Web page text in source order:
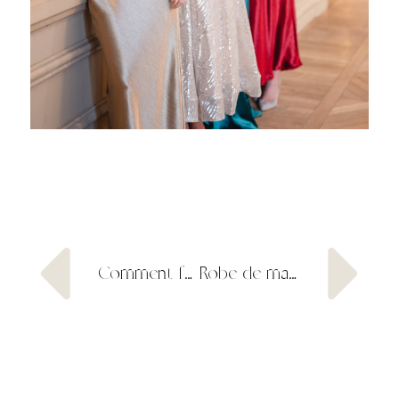
Comment faire pour trouver sa robe de mariée idéale ? Robe de mariée en dentelle pour un mariage romantique